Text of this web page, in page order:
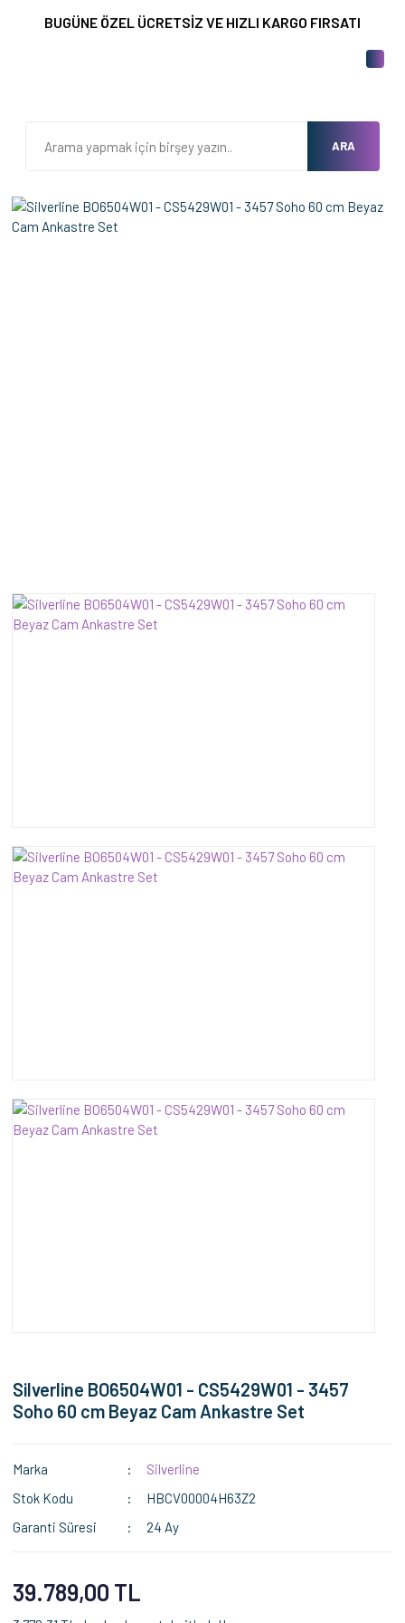
BUGÜNE ÖZEL ÜCRETSİZ VE HIZLI KARGO FIRSATI
ARA
Silverline BO6504W01 - CS5429W01 - 3457
Soho 60 cm Beyaz Cam Ankastre Set
Marka
Silverline
Stok Kodu
HBCV00004H63Z2
Garanti Süresi
24 Ay
39.789,00 TL